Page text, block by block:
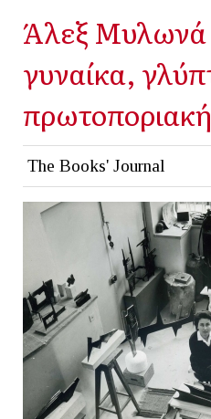
Άλεξ Μυλωνά
γυναίκα,
πρωτοποριακή
The Books' Journal